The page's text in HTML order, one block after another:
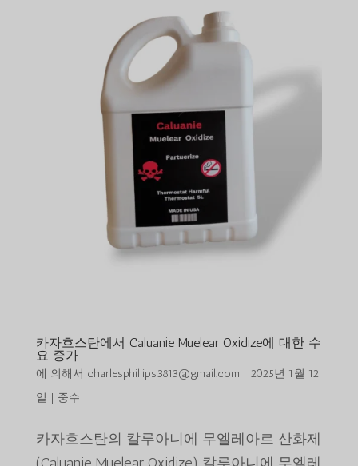
카자흐스탄에서 Caluanie Muelear Oxidize에 대한 수
요 증가
에 의해서 charlesphillips3813@gmail.com | 2025년 1월 12
일 | 중수
카자흐스탄의 칼루아니에 무엘레아르 산화제